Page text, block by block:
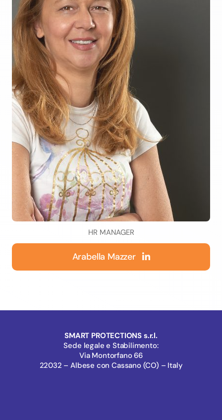
HR MANAGER
Arabella Mazzer
SMART PROTECTIONS s.r.l.
Sede legale e Stabilimento:
Via Montorfano 66
22032 – Albese con Cassano (CO) – Italy